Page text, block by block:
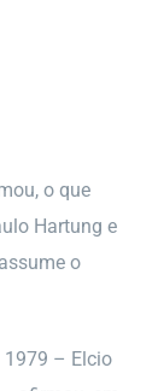
o que
Hartung e
o
1979 – Elcio